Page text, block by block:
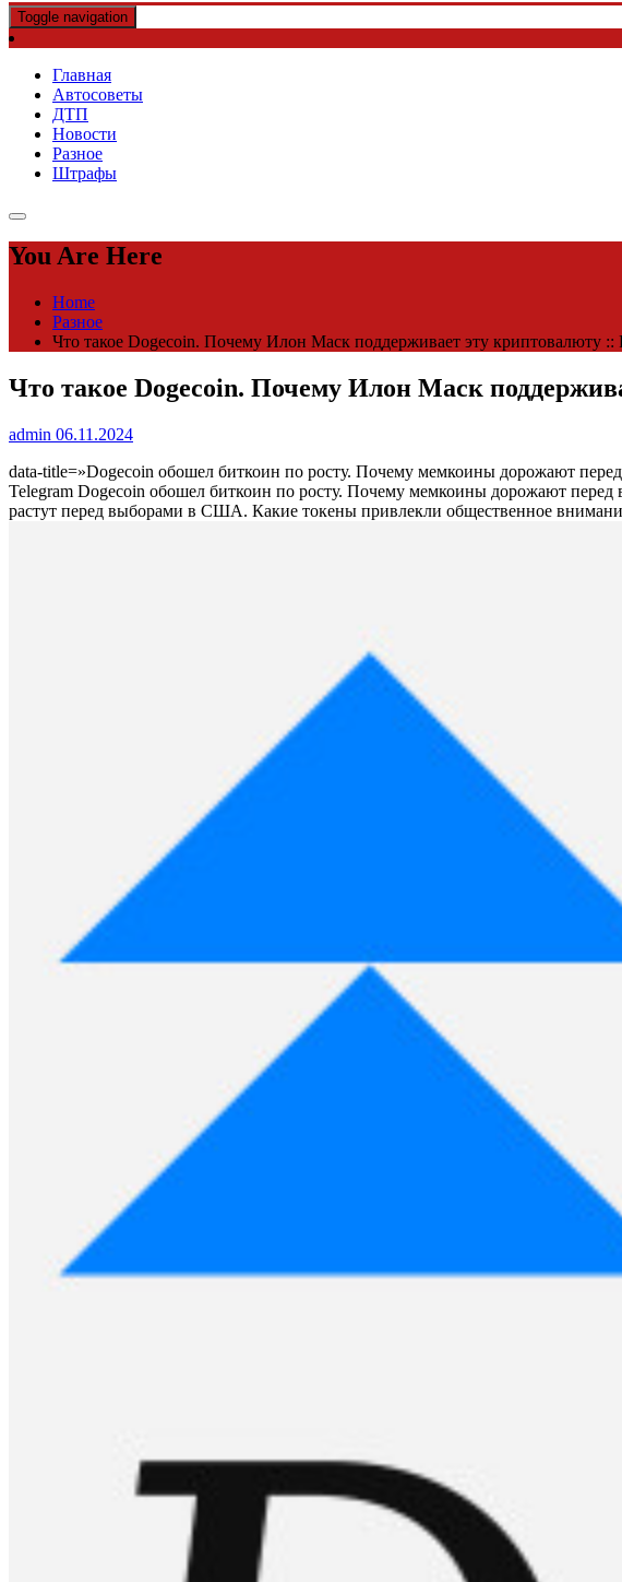
Toggle navigation
Главная
Автосоветы
ДТП
Новости
Разное
Штрафы
You Are Here
Home
Разное
Что такое Dogecoin. Почему Илон Маск поддерживает эту криптовалюту
Что такое Dogecoin. Почему Илон Маск
admin 06.11.2024
data-title=»Dogecoin обошел биткоин по росту. Почему мемкоины дорожают
Telegram Dogecoin обошел биткоин по росту. Почему мемкоины дорожают
растут перед выборами в США. Какие токены привлекли общественное